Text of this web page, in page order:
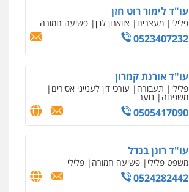
עו"ד לימור רוט חזן
פלילי מעצרים צווארון לבן פשיעה חמורה
0523407232
עו"ד אורנת קמרון
פלילי תעבורה עורכי דין לענייני אסירים
משפחה נוער
0505417090
עו"ד רונן בנדל
משפט פלילי פשיעה חמורה פלילי
0524282442
0522508109
מקצועיים לעורכי דין
מרכז התחלה חדשה
0544500346